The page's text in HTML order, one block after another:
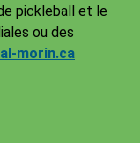
pickleball et le
ou des
morin.ca